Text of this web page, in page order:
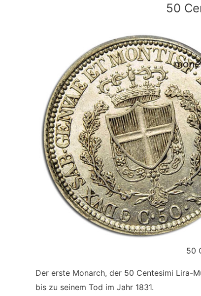
50
50
Der erste Monarch, der 50 Centesimi Lira-
bis zu seinem Tod im Jahr 1831.